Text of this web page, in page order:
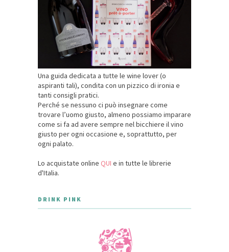
Una guida dedicata a tutte le wine lover (o
aspiranti tali), condita con un pizzico di ironia e
tanti consigli pratici.
Perché se nessuno ci può insegnare come
trovare l’uomo giusto, almeno possiamo imparare
come si fa ad avere sempre nel bicchiere il vino
giusto per ogni occasione e, soprattutto, per
ogni palato.
Lo acquistate online QUI e in tutte le librerie
d'Italia.
DRINK PINK